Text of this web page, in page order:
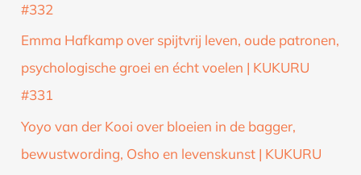
#332
Emma Hafkamp over spijtvrij leven, oude patronen,
psychologische groei en écht voelen | KUKURU
#331
Yoyo van der Kooi over bloeien in de bagger,
bewustwording, Osho en levenskunst | KUKURU